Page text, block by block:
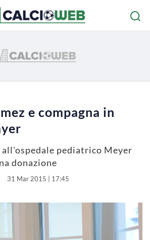
e compagna in
all'ospedale pediatrico Meyer
donazione
31 Mar 2015 | 17:45